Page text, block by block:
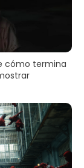
cómo termina